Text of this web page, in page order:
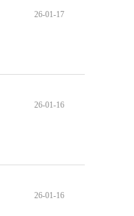
26-01-17
26-01-16
26-01-16